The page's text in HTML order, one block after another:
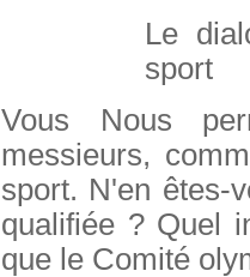
Le
sport
Vous Nous
messieurs,
sport. N'en êtes-
qualifiée ? Quel
que le Comité